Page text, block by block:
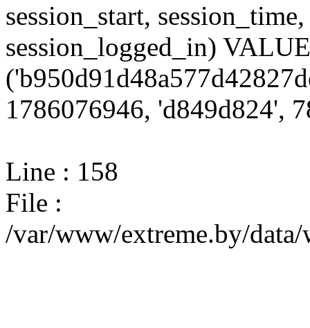
session_start,
session_logged_in)
1786076946, 'd849d824',
Line : 158
File :
/var/www/extreme.by/